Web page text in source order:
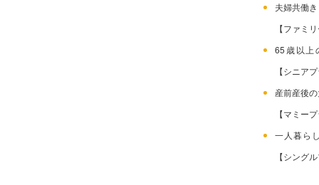
夫婦共働
【ファミ
65歳以
【シニア
産前産
【マミー
一人暮
【シング